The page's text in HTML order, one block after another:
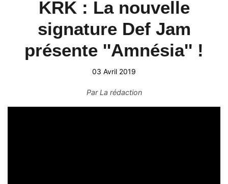
KRK : La nouvelle
signature Def Jam
présente ''Amnésia'' !
03 Avril 2019
ParLa rédaction